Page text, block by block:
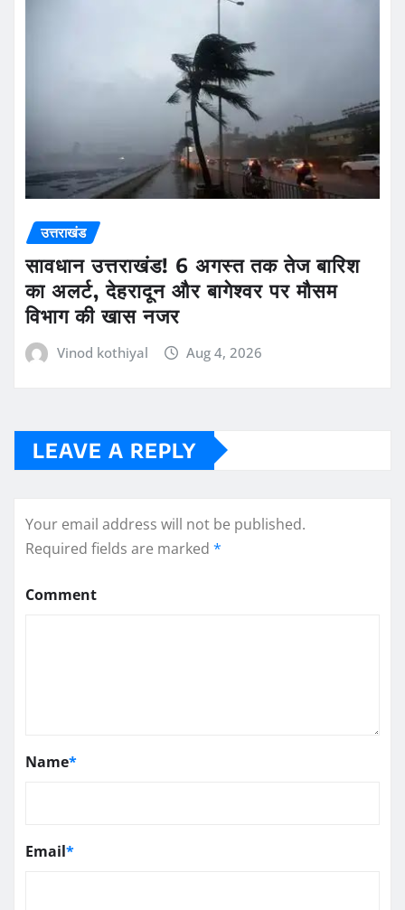
उत्तराखंड
सावधान उत्तराखंड! 6 अगस्त तक तेज बारिश
का अलर्ट, देहरादून और बागेश्वर पर मौसम
विभाग की खास नजर
Vinod kothiyal Aug 4, 2026
LEAVE A REPLY
Your email address will not be published.
Required fields are marked *
Comment
Name*
Email*